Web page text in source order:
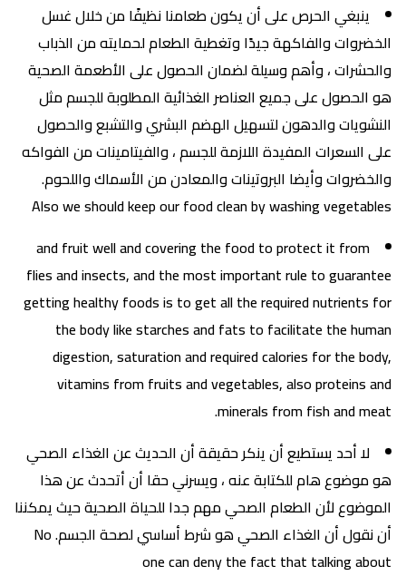
ينبغي الحرص على أن يكون طعامنا نظيفًا من خلال غسل
الخضروات والفاكهة جيدًا وتغطية الطعام لحمايته من الذباب
والحشرات ، وأهم وسيلة لضمان الحصول على الأطعمة الصحية
هو الحصول على جميع العناصر الغذائية المطلوبة للجسم مثل
النشويات والدهون لتسهيل الهضم البشري والتشبع والحصول
على السعرات المفيدة اللازمة للجسم ، والفيتامينات من الفواكه
والخضروات وأيضا البروتينات والمعادن من الأسماك واللحوم.
Also we should keep our food clean by washing vegetables
and fruit well and covering the food to protect it from
flies and insects, and the most important rule to guarantee
getting healthy foods is to get all the required nutrients for
the body like starches and fats to facilitate the human
digestion, saturation and required calories for the body,
vitamins from fruits and vegetables, also proteins and
minerals from fish and meat.
لا أحد يستطيع أن ينكر حقيقة أن الحديث عن الغذاء الصحي
هو موضوع هام للكتابة عنه ، ويسرني حقا أن أتحدث عن هذا
الموضوع لأن الطعام الصحي مهم جدا للحياة الصحية حيث يمكننا
أن نقول أن الغذاء الصحي هو شرط أساسي لصحة الجسم. No
one can deny the fact that talking about